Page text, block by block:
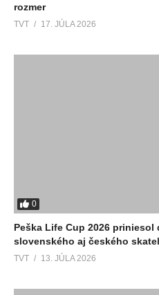
rozmer
TVT 17. JÚLA 2026
0
Peška Life Cup 2026 priniesol
slovenského aj českého
TVT 13. JÚLA 2026